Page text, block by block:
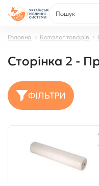
Головна Каталог товарів
Сторінка 2 -
ФІЛЬТРИ